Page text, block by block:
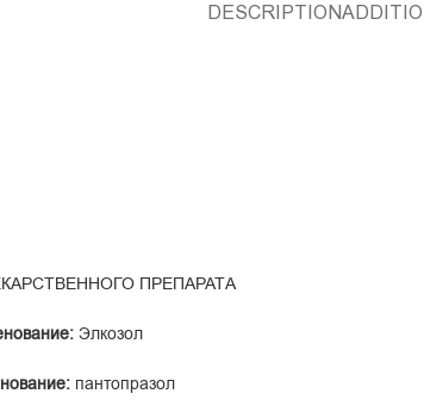
DESCRIPTION
ПРЕПАРАТА
Элкозол
пантопразол